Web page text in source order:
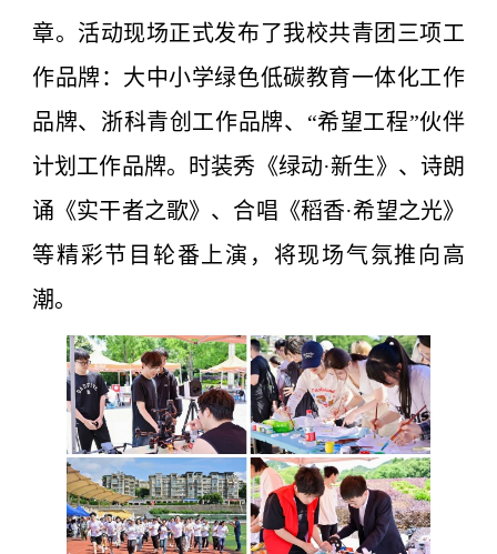
章。活动现场正式发布了我校共青团三项工
作品牌：大中小学绿色低碳教育一体化工作
品牌、浙科青创工作品牌、“希望工程”伙伴
计划工作品牌。时装秀《绿动·新生》、诗朗
诵《实干者之歌》、合唱《稻香·希望之光》
等精彩节目轮番上演，将现场气氛推向高
潮。